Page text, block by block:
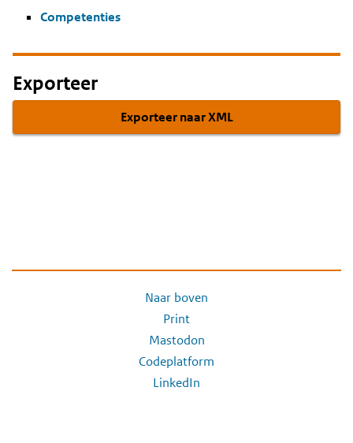
Competenties
Exporteer
Exporteer naar XML
Naar boven
Print
Mastodon
Codeplatform
LinkedIn